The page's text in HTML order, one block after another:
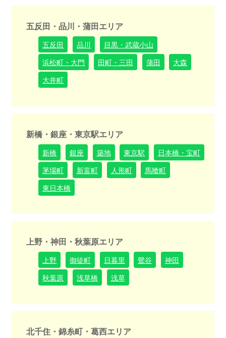
五反田・品川・蒲田エリア
五反田 品川
目黒・武蔵小山
浜松町・大門
田町・三田 蒲田
大森
大井町
新橋・銀座・東京駅エリア
新橋 銀座 築地 東京駅
日本橋・宝町
茅場町
新富町 人形町
馬喰町
東日本橋
上野・神田・秋葉原エリア
上野 御徒町 日暮里 鶯谷
神田
秋葉原
浅草橋 浅草
北千住・錦糸町・葛西エリア